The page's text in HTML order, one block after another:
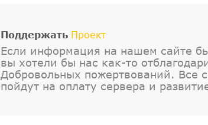
Поддержать Проект
Если информация на нашем сайте
вы хотели бы нас как-то
Добровольных пожертвований. Все
пойдут на оплату сервера и